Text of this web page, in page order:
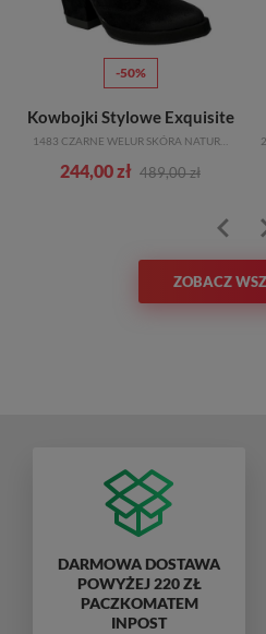
-50%
Kowbojki Stylowe Exquisite
1483 CZARNE WELUR SKÓRA NATURALNA
244,00 zł 489,00 zł
ZOBACZ
DARMOWA DOSTAWA
POWYŻEJ 220 ZŁ
PACZKOMATEM
INPOST